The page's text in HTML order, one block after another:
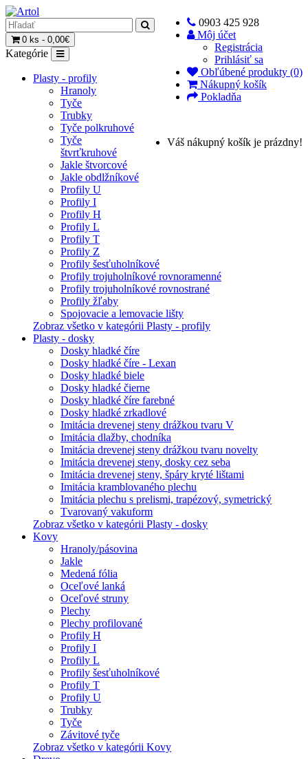
0903 425 928
Môj účet
Registrácia
Prihlásiť sa
Obľúbené produkty (0)
Nákupný košík
Pokladňa
0 ks - 0,00€
Váš nákupný košík je prázdny!
Kategórie
Plasty - profily
Hranoly
Tyče
Trubky
Tyče polkruhové
Tyče
štvrťkruhové
Jakle štvorcové
Jakle obdlžníkové
Profily U
Profily I
Profily H
Profily L
Profily T
Profily Z
Profily šesťuholníkové
Profily trojuholníkové rovnoramenné
Profily trojuholníkové rovnostrané
Profily žľaby
Spojovacie a lemovacie lišty
Zobraz všetko v kategórii Plasty - profily
Plasty - dosky
Dosky hladké číre
Dosky hladké číre - Lexan
Dosky hladké biele
Dosky hladké čierne
Dosky hladké číre farebné
Dosky hladké zrkadlové
Imitácia drevenej steny drážkou tvaru V
Imitácia dlažby, chodníka
Imitácia drevenej steny drážkou tvaru novelty
Imitácia drevenej steny, dosky cez seba
Imitácia drevenej steny, špáry kryté lištami
Imitácia kramblovaného plechu
Imitácia plechu s prelismi, trapézový, symetrický
Tvarovaný vakuform
Zobraz všetko v kategórii Plasty - dosky
Kovy
Hranoly/pásovina
Jakle
Medená fólia
Oceľové lanká
Oceľové struny
Plechy
Plechy profilované
Profily H
Profily I
Profily L
Profily šesťuholníkové
Profily T
Profily U
Trubky
Tyče
Závitové tyče
Zobraz všetko v kategórii Kovy